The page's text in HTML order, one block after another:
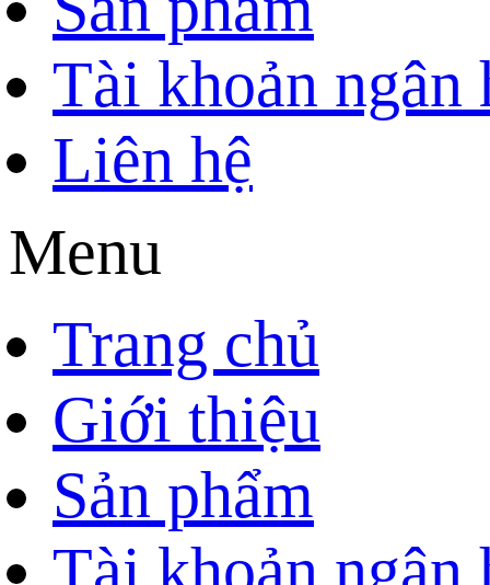
Tài khoản ngân
Liên hệ
Menu
Trang chủ
Giới thiệu
Sản phẩm